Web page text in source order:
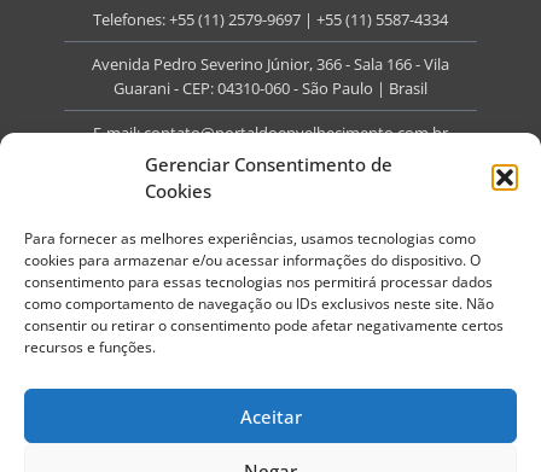
Gerenciar Consentimento de
Cookies
Para fornecer as melhores experiências, usamos tecnologias como
cookies para armazenar e/ou acessar informações do dispositivo. O
consentimento para essas tecnologias nos permitirá processar dados
como comportamento de navegação ou IDs exclusivos neste site. Não
consentir ou retirar o consentimento pode afetar negativamente certos
recursos e funções.
Aceitar
Telefones:+55 (11) 2579-9697 | +55 (11) 5587-4334
Avenida Pedro Severino Júnior, 366 - Sala 166 - Vila
Guarani - CEP: 04310-060 - São Paulo | Brasil
E-mail:contato@portaldoenvelhecimento.com.br
Website:portaldoenvelhecimento.com.br
Todos os direitos reservados.